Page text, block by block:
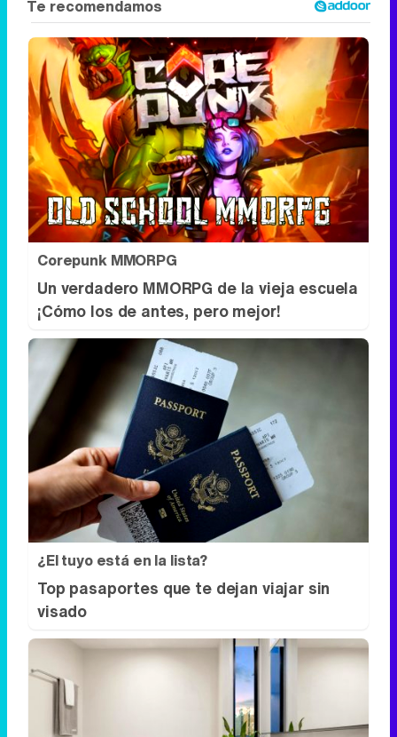
Corepunk MMORPG
Un verdadero MMORPG de la vieja escuela
¡Cómo los de antes, pero mejor!
¿El tuyo está en la lista?
Top pasaportes que te dejan viajar sin
visado